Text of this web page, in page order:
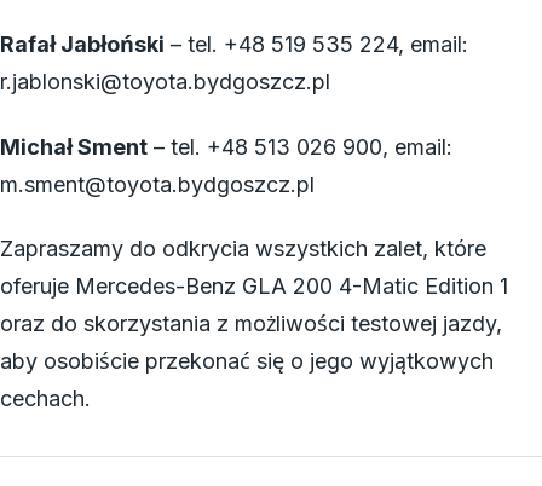
Rafał Jabłoński – tel. +48 519 535 224, email:
r.jablonski@toyota.bydgoszcz.pl
Michał Sment – tel. +48 513 026 900, email:
m.sment@toyota.bydgoszcz.pl
Zapraszamy do odkrycia wszystkich zalet, które
oferuje Mercedes-Benz GLA 200 4-Matic Edition 1
oraz do skorzystania z możliwości testowej jazdy,
aby osobiście przekonać się o jego wyjątkowych
cechach.